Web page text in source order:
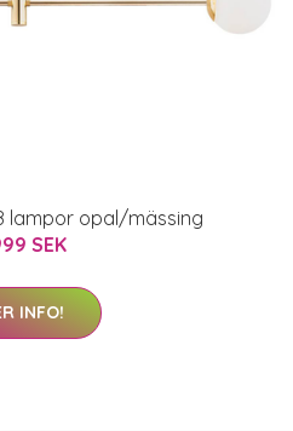
lampor opal/mässing
SEK
INFO!